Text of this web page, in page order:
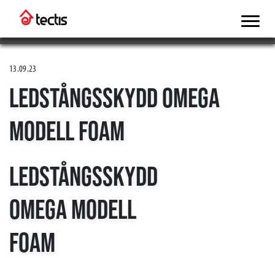
13.09.23
LEDSTÅNGSSKYDD OMEGA
MODELL FOAM
LEDSTÅNGSSKYDD
OMEGA MODELL
FOAM